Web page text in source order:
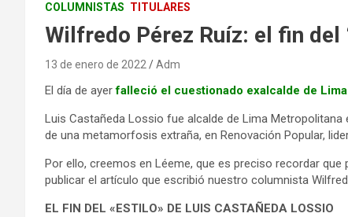
COLUMNISTAS TITULARES
Wilfredo Pérez Ruíz: el fin del
13 de enero de 2022 Adm
El día de ayerfalleció el cuestionado exalcalde de
Luis Castañeda Lossio fue alcalde de Lima
de una metamorfosis extraña, en Renovación Popular,
Por ello, creemos en Léeme, que es preciso recordar
publicar el artículo que escribió nuestro columnista
EL FIN DEL «ESTILO» DE LUIS CASTAÑEDA LOSSIO